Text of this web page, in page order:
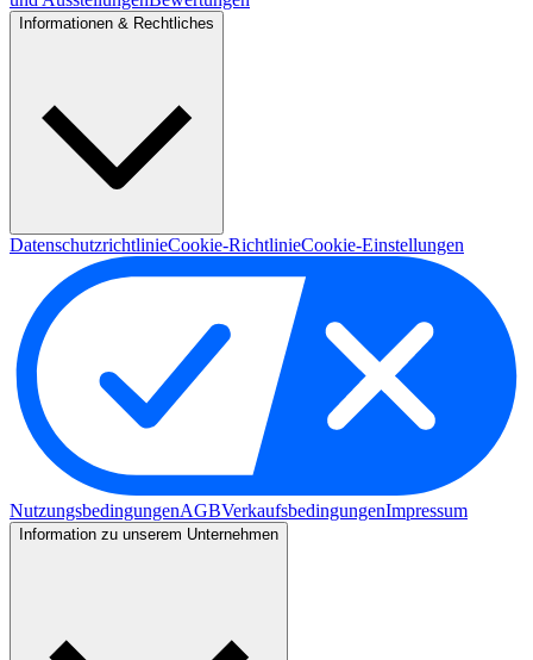
Informationen & Rechtliches
DatenschutzrichtlinieCookie-RichtlinieCookie-Einstellungen
NutzungsbedingungenAGBVerkaufsbedingungenImpressum
Information zu unserem Unternehmen